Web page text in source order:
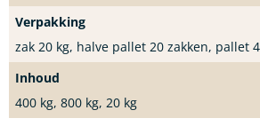
Verpakking
zak 20 kg, halve pallet 20 zakken, pallet
Inhoud
400 kg, 800 kg, 20 kg